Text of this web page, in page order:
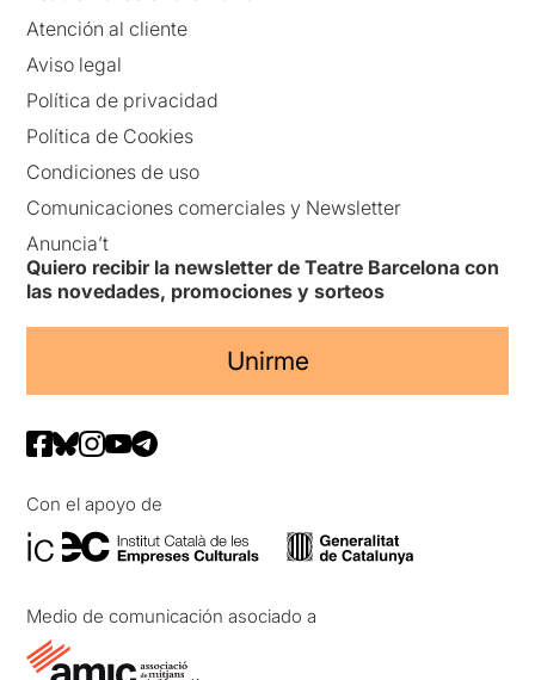
Atención al cliente
Aviso legal
Política de privacidad
Política de Cookies
Condiciones de uso
Comunicaciones comerciales y Newsletter
Anuncia’t
Quiero recibir la newsletter de Teatre Barcelona con
las novedades, promociones y sorteos
Unirme
Con el apoyo de
Medio de comunicación asociado a